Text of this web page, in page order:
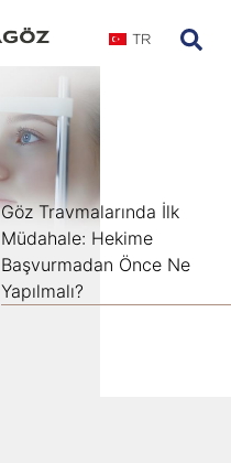
TR
Göz Travmalarında İlk
Müdahale: Hekime
Başvurmadan Önce Ne
Yapılmalı?